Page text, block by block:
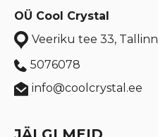
OÜ Cool Crystal
Veeriku tee 33, Tallinn
5076078
info@coolcrystal.ee